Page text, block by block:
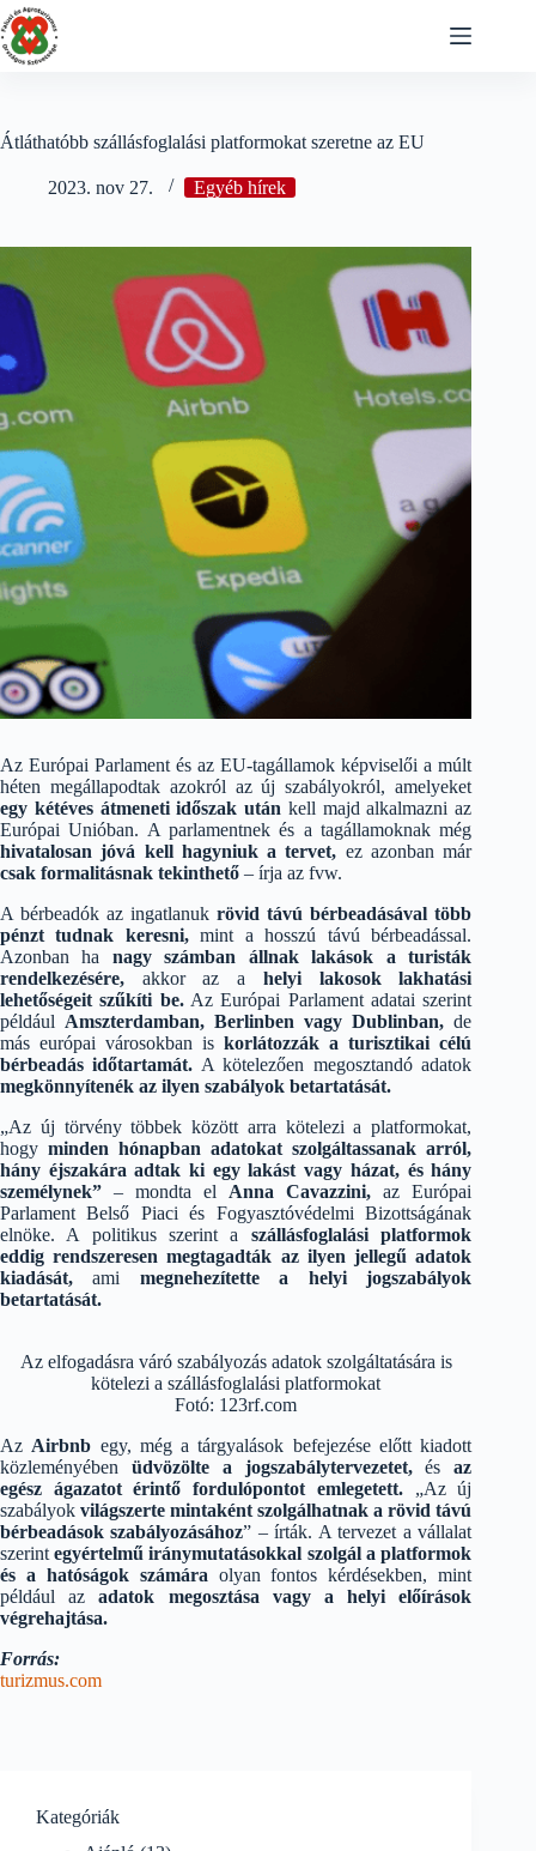
Skip
to
content
Átláthatóbb szállásfoglalási platformokat szeretne az EU
2023. nov 27. Egyéb hírek
Az Európai Parlament és az EU-tagállamok képviselői a múlt
héten megállapodtak azokról az új szabályokról, amelyeket
egy kétéves átmeneti időszak után kell majd alkalmazni az
Európai Unióban. A parlamentnek és a tagállamoknak még
hivatalosan jóvá kell hagyniuk a tervet, ez azonban már
csak formalitásnak tekinthető – írja az fvw.
A bérbeadók az ingatlanukrövid távú bérbeadásával több
pénzt tudnak keresni,mint a hosszú távú bérbeadással.
Azonban ha nagy számban állnak lakások a turisták
rendelkezésére, akkor az a helyi lakosok lakhatási
lehetőségeit szűkíti be.Az Európai Parlament adatai szerint
például Amszterdamban, Berlinben vagy Dublinban, de
más európai városokban is korlátozzák a turisztikai célú
bérbeadás időtartamát. A kötelezően megosztandó adatok
megkönnyítenék az ilyen szabályok betartatását.
„Az új törvény többek között arra kötelezi a platformokat,
hogyminden hónapban adatokat szolgáltassanak arról,
hány éjszakára adtak ki egy lakást vagy házat, és hány
személynek” – mondta el Anna Cavazzini, az Európai
Parlament Belső Piaci és Fogyasztóvédelmi Bizottságának
elnöke. A politikus szerint a szállásfoglalási platformok
eddig rendszeresen megtagadták az ilyen jellegű adatok
kiadását,ami megnehezítette a helyi jogszabályok
betartatását.
Az elfogadásra váró szabályozás adatok szolgáltatására is
kötelezi a szállásfoglalási platformokat
Fotó: 123rf.com
Az Airbnb egy, még a tárgyalások befejezése előtt kiadott
közleményében üdvözölte a jogszabálytervezetet,ésaz
egész ágazatot érintő fordulópontot emlegetett. „Az új
szabályok világszerte mintaként szolgálhatnak a rövid távú
bérbeadások szabályozásához” – írták. A tervezet a vállalat
szerint egyértelmű iránymutatásokkal szolgál a platformok
és a hatóságok számára olyan fontos kérdésekben, mint
például az adatok megosztása vagy a helyi előírások
végrehajtása.
Forrás:
turizmus.com
Kategóriák